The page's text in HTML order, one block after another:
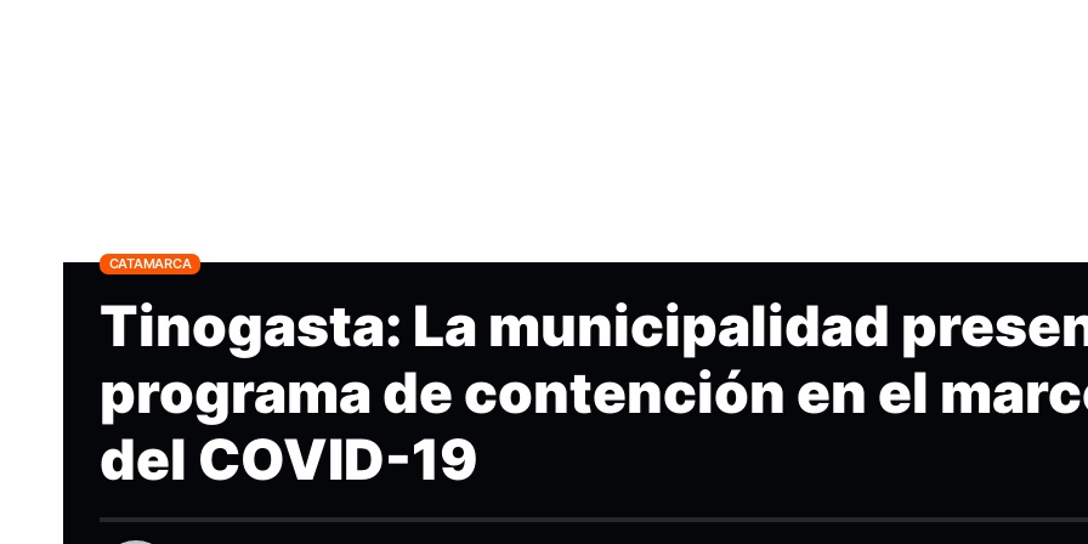
CATAMARCA
Tinogasta: La municipalidad
programa de contención en el
del COVID-19